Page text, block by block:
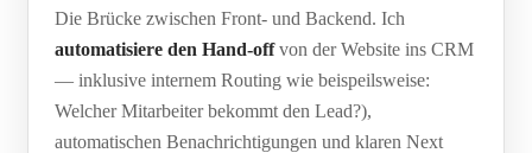
Die Brücke zwischen Front- und Backend. Ich
automatisiere den Hand-offvon der Website ins CRM
— inklusive internem Routing wie beispeilsweise:
Welcher Mitarbeiter bekommt den Lead?),
automatischen Benachrichtigungen und klaren Next